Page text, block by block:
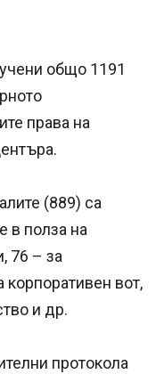
общо 1191
права на
(889) са
в полза на
76 – за
корпоративен вот,
и др.
протокола